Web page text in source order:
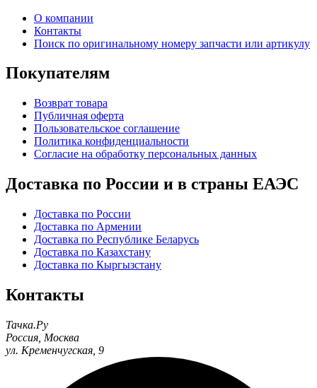
О компании
Контакты
Поиск по оригинальному номеру запчасти или артикулу
Покупателям
Возврат товара
Публичная оферта
Пользовательское соглашение
Политика конфиденциальности
Согласие на обработку персональных данных
Доставка по России и в страны ЕАЭС
Доставка по России
Доставка по Армении
Доставка по Республике Беларусь
Доставка по Казахстану
Доставка по Кыргызстану
Контакты
Тачка.Ру
Россия Москва
ул. Кременчугская, 9